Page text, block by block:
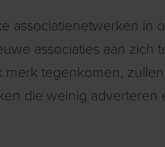
associatienetwerken in
associaties aan zich
merk tegenkomen,
die weinig adverteren